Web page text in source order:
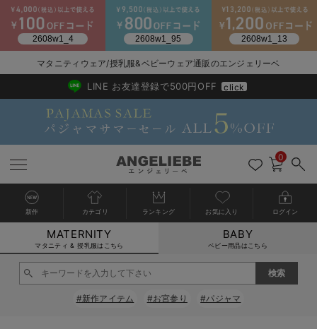
マタニティウェア全て
マタニティ ワンピース
マタニティ 下着・インナー全て
授乳ブラ・マタニティブラ（マタニティインナー・産後用品）
授乳服全て
マタニティ フォーマル全て
マタニティ スーツ
授乳用品全て
妊婦用 抱き枕・授乳クッション
マタニティレッグウェア全て
マタニティストッキング・タイツ
マタニティ ボディケア全て
アウトレット全て
【アウトレット】ワンピース
特集全て
再入荷全て
再入荷｜インナー
戻る
送料無料アイテム全て
ワンピース
戻る
ブラキャミ おまとめ
戻る
【37周年祭セール】
【37周年祭セール】
戻る
気温差別オススメア
【15℃】3月下旬～
戻る
動きやすく着回しで
戻る
強撚スムース(コスパ
戻る
マタニティウェア
【おまとめ割】パジ
戻る
こだわりの履き心地
カジュアル
戻る
ジャケット派
戻る
出産準備応援割全て
マタニティパジャマ
戻る
【オフィスカジュア
戻る
レギンスタイプ
戻る
【フォーマル】ワン
戻る
【ベビー】長袖
戻る
ハンカチ
戻る
快適ウェア10%OFF
戻る
春のマタニティワン
セットアップ・ レイ
戻る
Gift Selection 出産
〜3,000円（税込）
戻る
冬の冷え対策インナ
薄くてあったか
戻る
入院準備の持ち物チ
入院してすぐ使うグ
戻る
冬のあったか特集全て
【冬のあったか特集
マタニティウェア/授乳服&ベビーウェア通販のエンジェリーベ
2026/NewArrival
送料495円(一部地域を除く) 7,700円以上で送料無料
LINE お友達登録で500円OFF click
0
新作 カテゴリ ランキング お気に入り ログイン
MATERNITY
マタニティ & 授乳服はこちら
BABY
ベビー用品はこちら
#新作アイテム #お宮参り #パジャマ
カートに入れる
閉じる